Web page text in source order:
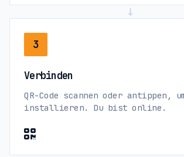
→
3
Verbinden
QR-Code scannen oder antippen,
installieren. Du bist online.